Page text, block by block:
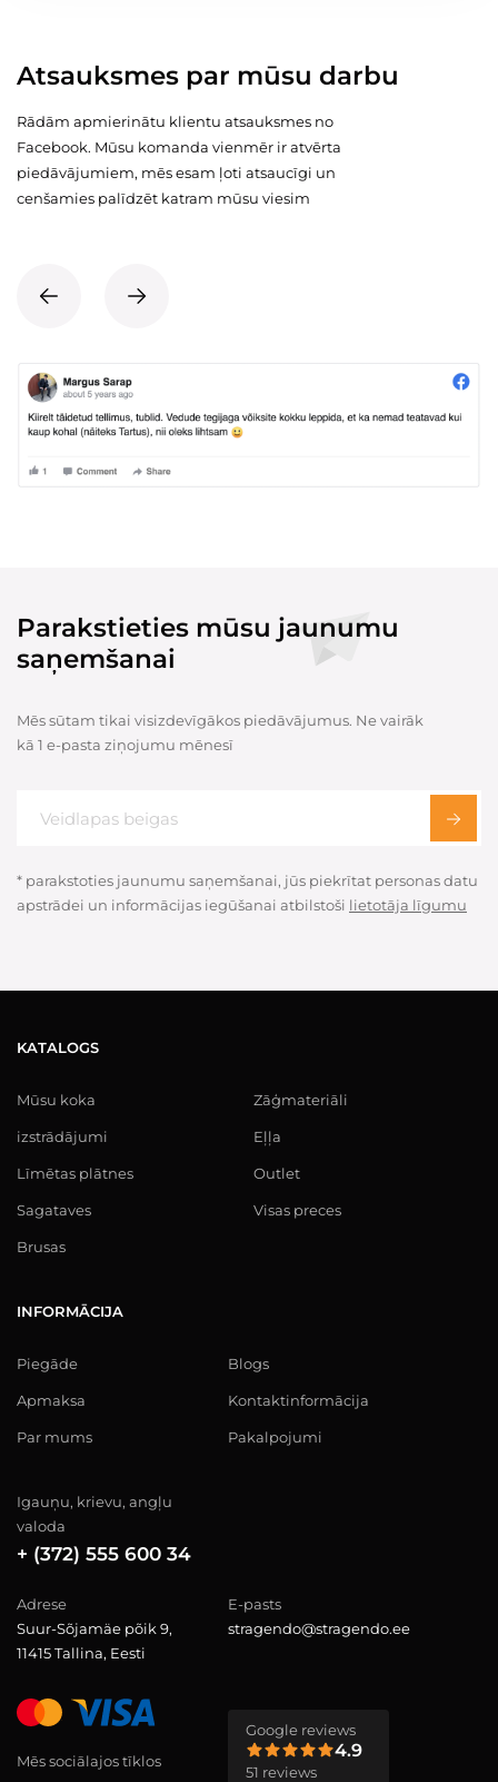
Atsauksmes par mūsu darbu
Rādām apmierinātu klientu atsauksmes no
Facebook. Mūsu komanda vienmēr ir atvērta
piedāvājumiem, mēs esam ļoti atsaucīgi un
cenšamies palīdzēt katram mūsu viesim
Parakstieties mūsu jaunumu
saņemšanai
Mēs sūtam tikai visizdevīgākos piedāvājumus. Ne vairāk
kā 1 e-pasta ziņojumu mēnesī
* parakstoties jaunumu saņemšanai, jūs piekrītat personas datu
apstrādei un informācijas iegūšanai atbilstoši lietotāja līgumu
KATALOGS
Mūsu koka
izstrādājumi
Līmētas plātnes
Sagataves
Brusas
Zāģmateriāli
Eļļa
Outlet
Visas preces
INFORMĀCIJA
Piegāde
Apmaksa
Par mums
Blogs
Kontaktinformācija
Pakalpojumi
Igauņu, krievu, angļu
valoda
+ (372) 555 600 34
Adrese
Suur-Sõjamäe põik 9,
11415 Tallina, Eesti
E-pasts
stragendo@stragendo.ee
Mēs sociālajos tīklos
Google reviews
4.9
51 reviews